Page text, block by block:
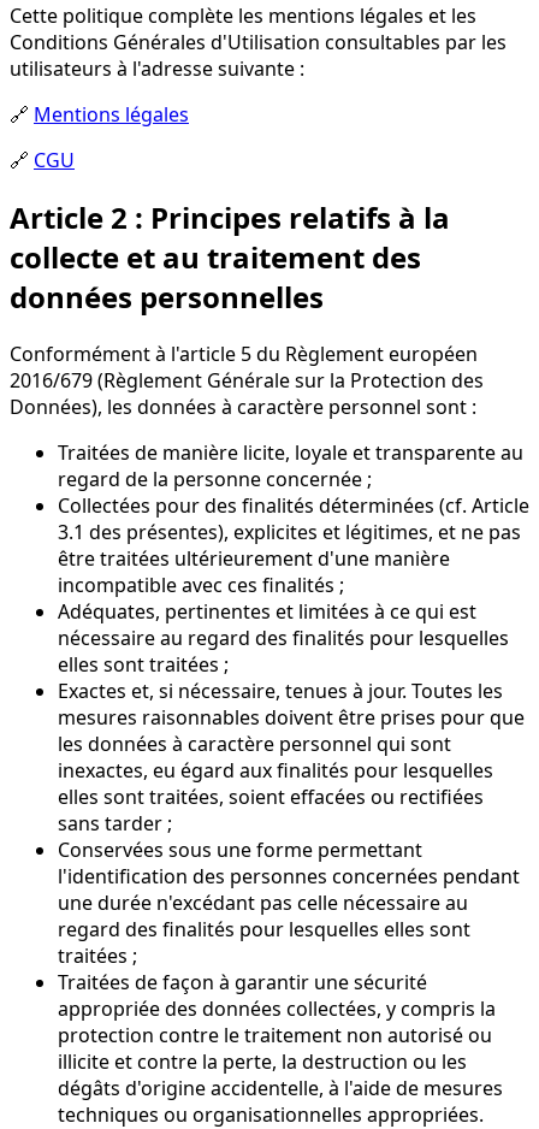
Cette politique complète les mentions légales et les
Conditions Générales d'Utilisation consultables par les
utilisateurs à l'adresse suivante :
🔗 Mentions légales
🔗 CGU
Article 2 : Principes relatifs à la
collecte et au traitement des
données personnelles
Conformément à l'article 5 du Règlement européen
2016/679 (Règlement Générale sur la Protection des
Données), les données à caractère personnel sont :
Traitées de manière licite, loyale et transparente au
regard de la personne concernée ;
Collectées pour des finalités déterminées (cf. Article
3.1 des présentes), explicites et légitimes, et ne pas
être traitées ultérieurement d'une manière
incompatible avec ces finalités ;
Adéquates, pertinentes et limitées à ce qui est
nécessaire au regard des finalités pour lesquelles
elles sont traitées ;
Exactes et, si nécessaire, tenues à jour. Toutes les
mesures raisonnables doivent être prises pour que
les données à caractère personnel qui sont
inexactes, eu égard aux finalités pour lesquelles
elles sont traitées, soient effacées ou rectifiées
sans tarder ;
Conservées sous une forme permettant
l'identification des personnes concernées pendant
une durée n'excédant pas celle nécessaire au
regard des finalités pour lesquelles elles sont
traitées ;
Traitées de façon à garantir une sécurité
appropriée des données collectées, y compris la
protection contre le traitement non autorisé ou
illicite et contre la perte, la destruction ou les
dégâts d'origine accidentelle, à l'aide de mesures
techniques ou organisationnelles appropriées.